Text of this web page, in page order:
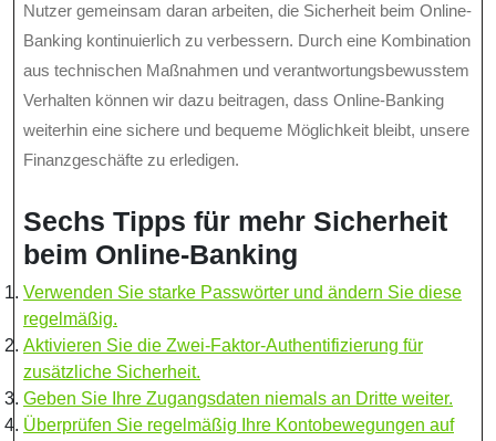
Nutzer gemeinsam daran arbeiten, die Sicherheit beim Online-
Banking kontinuierlich zu verbessern. Durch eine Kombination
aus technischen Maßnahmen und verantwortungsbewusstem
Verhalten können wir dazu beitragen, dass Online-Banking
weiterhin eine sichere und bequeme Möglichkeit bleibt, unsere
Finanzgeschäfte zu erledigen.
Sechs Tipps für mehr Sicherheit
beim Online-Banking
Verwenden Sie starke Passwörter und ändern Sie diese
regelmäßig.
Aktivieren Sie die Zwei-Faktor-Authentifizierung für
zusätzliche Sicherheit.
Geben Sie Ihre Zugangsdaten niemals an Dritte weiter.
Überprüfen Sie regelmäßig Ihre Kontobewegungen auf